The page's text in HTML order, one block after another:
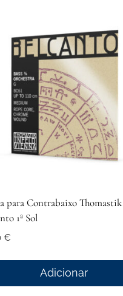
para Contrabaixo Thomastik
1ª Sol
€
Adicionar